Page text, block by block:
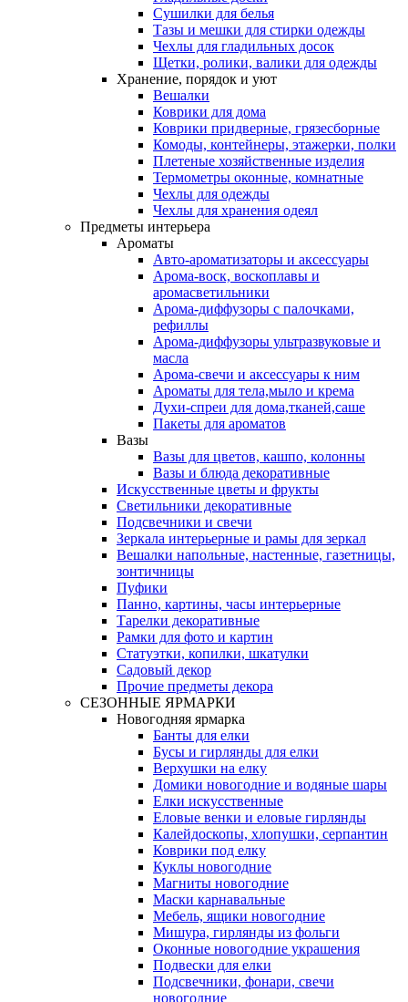
Сушилки для белья
Тазы и мешки для стирки одежды
Чехлы для гладильных досок
Щетки, ролики, валики для одежды
Хранение, порядок и уют
Вешалки
Коврики для дома
Коврики придверные, грязесборные
Комоды, контейнеры, этажерки, полки
Плетеные хозяйственные изделия
Термометры оконные, комнатные
Чехлы для одежды
Чехлы для хранения одеял
Предметы интерьера
Ароматы
Авто-ароматизаторы и аксессуары
Арома-воск, воскоплавы и
аромасветильники
Арома-диффузоры с палочками,
рефиллы
Арома-диффузоры ультразвуковые и
масла
Арома-свечи и аксессуары к ним
Ароматы для тела,мыло и крема
Духи-спреи для дома,тканей,саше
Пакеты для ароматов
Вазы
Вазы для цветов, кашпо, колонны
Вазы и блюда декоративные
Искусственные цветы и фрукты
Светильники декоративные
Подсвечники и свечи
Зеркала интерьерные и рамы для зеркал
Вешалки напольные, настенные, газетницы,
зонтичницы
Пуфики
Панно, картины, часы интерьерные
Тарелки декоративные
Рамки для фото и картин
Статуэтки, копилки, шкатулки
Садовый декор
Прочие предметы декора
СЕЗОННЫЕ ЯРМАРКИ
Новогодняя ярмарка
Банты для елки
Бусы и гирлянды для елки
Верхушки на елку
Домики новогодние и водяные шары
Елки искусственные
Еловые венки и еловые гирлянды
Калейдоскопы, хлопушки, серпантин
Коврики под елку
Куклы новогодние
Магниты новогодние
Маски карнавальные
Мебель, ящики новогодние
Мишура, гирлянды из фольги
Оконные новогодние украшения
Подвески для елки
Подсвечники, фонари, свечи
новогодние